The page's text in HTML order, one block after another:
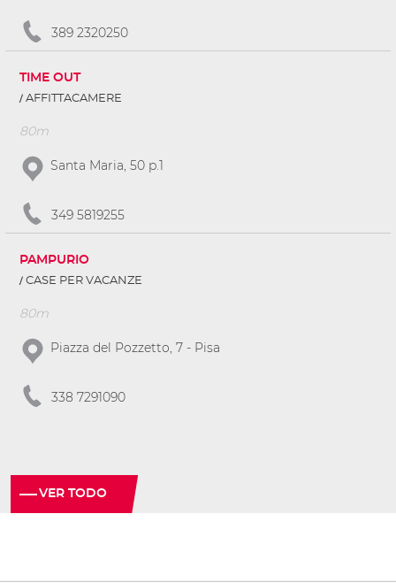
389 2320250
TIME OUT
AFFITTACAMERE
80m
Santa Maria, 50 p.1
349 5819255
PAMPURIO
CASE PER VACANZE
80m
Piazza del Pozzetto, 7 - Pisa
338 7291090
VER TODO